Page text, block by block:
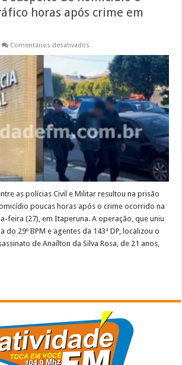
horas após crime em
Comentários desativados
prende
suspeito
de
homicídio
e
gerente
do
tráfico
horas
após
crime
Itaperuna
as polícias Civil e Militar resultou na prisão
poucas horas após o crime ocorrido na
feira (27), em Itaperuna. A operação, que uniu
do 29º BPM e agentes da 143ª DP, localizou o
de Anaílton da Silva Rosa, de 21 anos,